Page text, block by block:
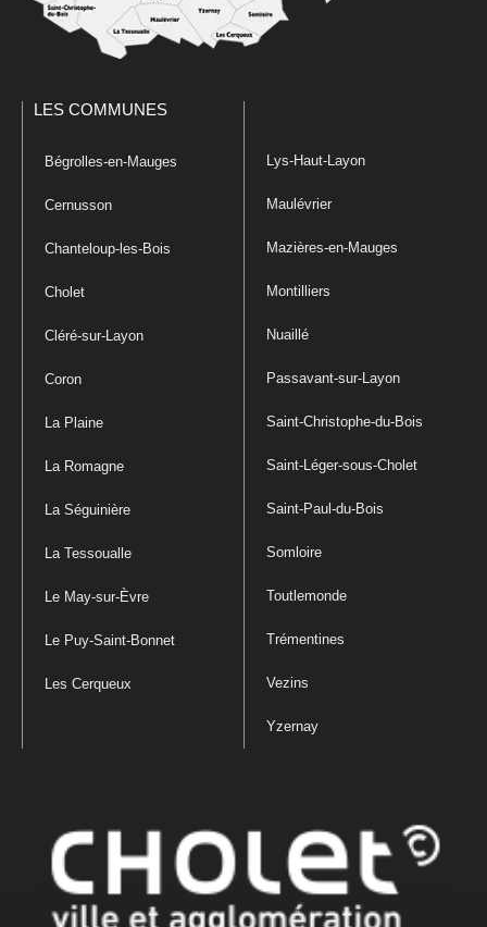
LES COMMUNES
Bégrolles-en-Mauges
Cernusson
Chanteloup-les-Bois
Cholet
Cléré-sur-Layon
Coron
La Plaine
La Romagne
La Séguinière
La Tessoualle
Le May-sur-Èvre
Le Puy-Saint-Bonnet
Les Cerqueux
Lys-Haut-Layon
Maulévrier
Mazières-en-Mauges
Montilliers
Nuaillé
Passavant-sur-Layon
Saint-Christophe-du-Bois
Saint-Léger-sous-Cholet
Saint-Paul-du-Bois
Somloire
Toutlemonde
Trémentines
Vezins
Yzernay